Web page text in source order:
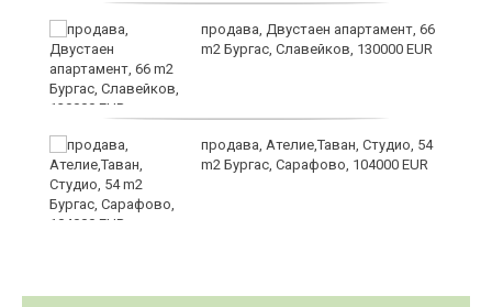
продава, Двустаен апартамент, 66
m2 Бургас, Славейков, 130000 EUR
продава, Ателие,Таван, Студио, 54
m2 Бургас, Сарафово, 104000 EUR